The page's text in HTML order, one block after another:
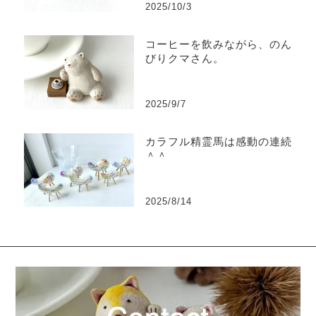
2025/10/3
コーヒーを飲みながら、のん
びりクマさん。
2025/9/7
カラフル精霊馬は感動の連続
＾＾
2025/8/14